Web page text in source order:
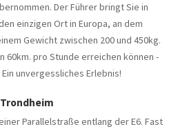
Der Führer bringt Sie in
einzigen Ort in Europa, an dem
Gewicht zwischen 200 und 450kg.
60km. pro Stunde erreichen können -
unvergessliches Erlebnis!
Parallelstraße entlang der E6. Fast